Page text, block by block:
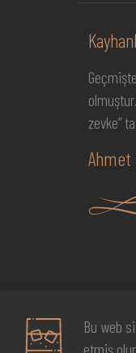
zevke”
Ahmet
© 2023-
Bu web
etmiş